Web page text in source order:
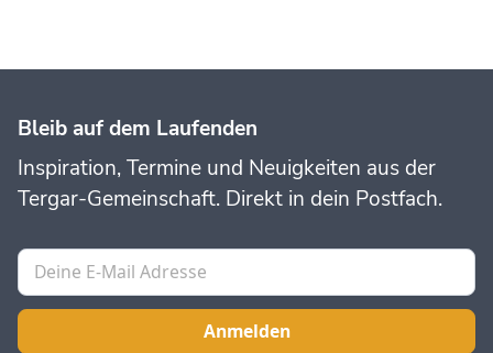
Bleib auf dem Laufenden
Inspiration, Termine und Neuigkeiten aus der
Tergar-Gemeinschaft. Direkt in dein Postfach.